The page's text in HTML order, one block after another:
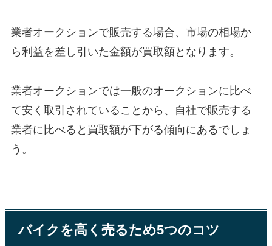
業者オークションで販売する場合、市場の相場か
ら利益を差し引いた金額が買取額となります。
業者オークションでは一般のオークションに比べ
て安く取引されていることから、自社で販売する
業者に比べると買取額が下がる傾向にあるでしょ
う。
バイクを高く売るため5つのコツ